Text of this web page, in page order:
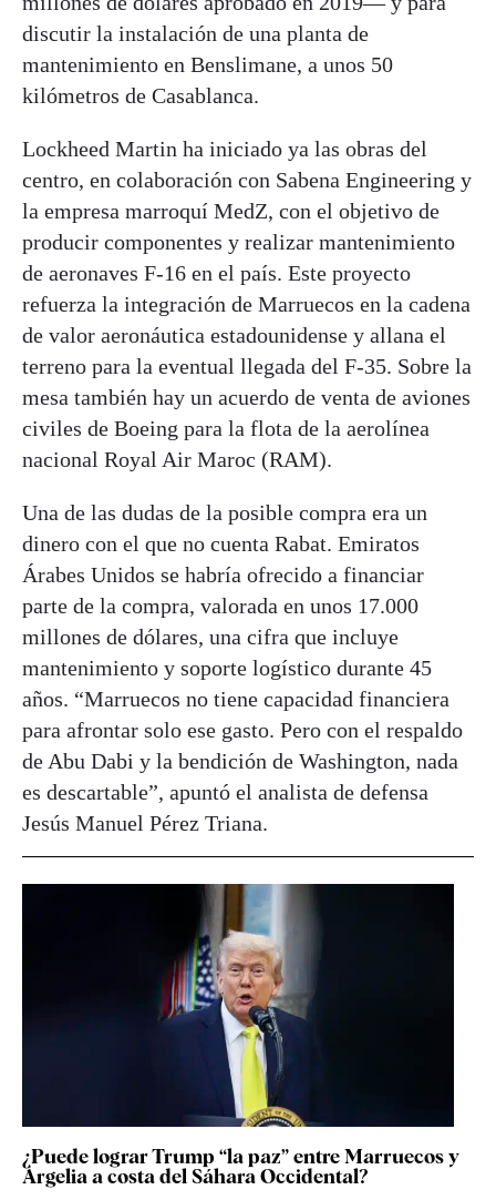
discutir la instalación de una planta de
mantenimiento en Benslimane, a unos 50
kilómetros de Casablanca.
Lockheed Martin ha iniciado ya las obras del
centro, en colaboración con Sabena Engineering y
la empresa marroquí MedZ, con el objetivo de
producir componentes y realizar mantenimiento
de aeronaves F-16 en el país. Este proyecto
refuerza la integración de Marruecos en la cadena
de valor aeronáutica estadounidense y allana el
terreno para la eventual llegada del F-35. Sobre la
mesa también hay un acuerdo de venta de aviones
civiles de Boeing para la flota de la aerolínea
nacional Royal Air Maroc (RAM).
Una de las dudas de la posible compra era un
dinero con el que no cuenta Rabat. Emiratos
Árabes Unidos se habría ofrecido a financiar
parte de la compra, valorada en unos 17.000
millones de dólares, una cifra que incluye
mantenimiento y soporte logístico durante 45
años. “Marruecos no tiene capacidad financiera
para afrontar solo ese gasto. Pero con el respaldo
de Abu Dabi y la bendición de Washington, nada
es descartable”, apuntó el analista de defensa
Jesús Manuel Pérez Triana.
¿Puede lograr Trump “la paz” entre Marruecos y
Argelia a costa del Sáhara Occidental?